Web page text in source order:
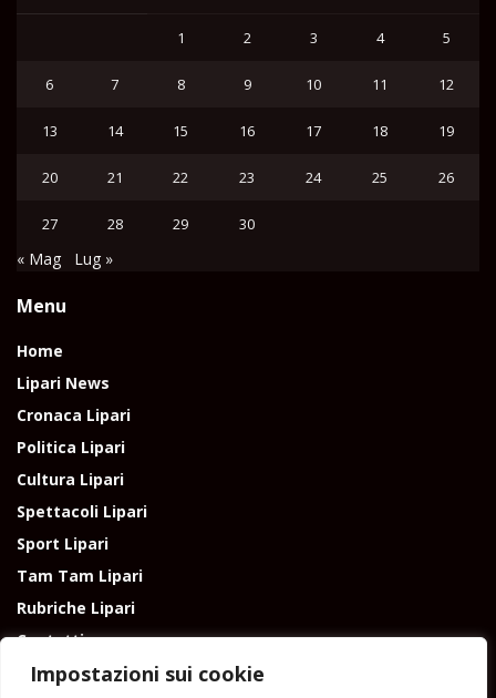
Impostazioni sui cookie
1 2 3 4 5
6 7 8 9 10 11 12
13 14 15 16 17 18 19
20 21 22 23 24 25 26
27 28 29 30
« Mag Lug »
Menu
Home
Lipari News
Cronaca Lipari
Politica Lipari
Cultura Lipari
Spettacoli Lipari
Sport Lipari
Tam Tam Lipari
Rubriche Lipari
Contatti